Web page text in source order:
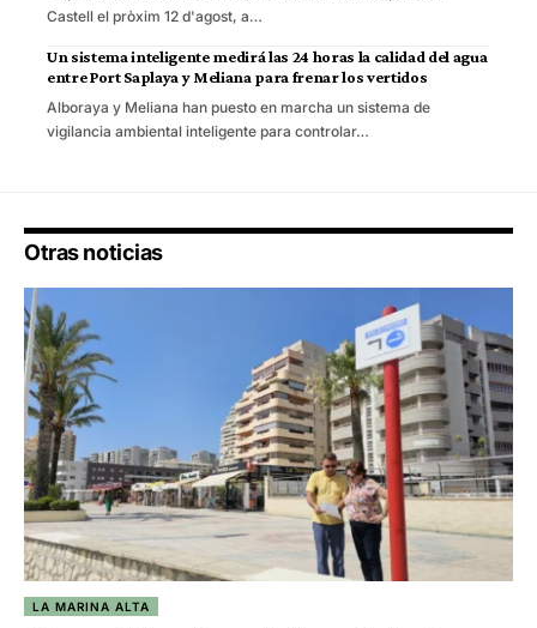
Castell el pròxim 12 d'agost, a…
Un sistema inteligente medirá las 24 horas la calidad del agua
entre Port Saplaya y Meliana para frenar los vertidos
Alboraya y Meliana han puesto en marcha un sistema de
vigilancia ambiental inteligente para controlar…
Otras noticias
LA MARINA ALTA